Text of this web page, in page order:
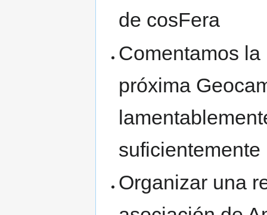
de cosFera
Comentamos
próxima
Organizar una